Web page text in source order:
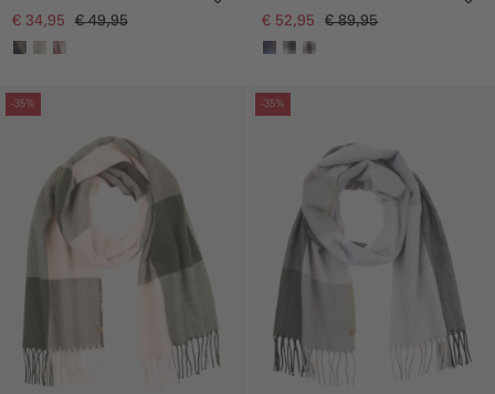
€ 34,95 € 49,95
viscose
€ 52,95 € 89,95
-35%
overslaan
-35%
Galerie overslaan